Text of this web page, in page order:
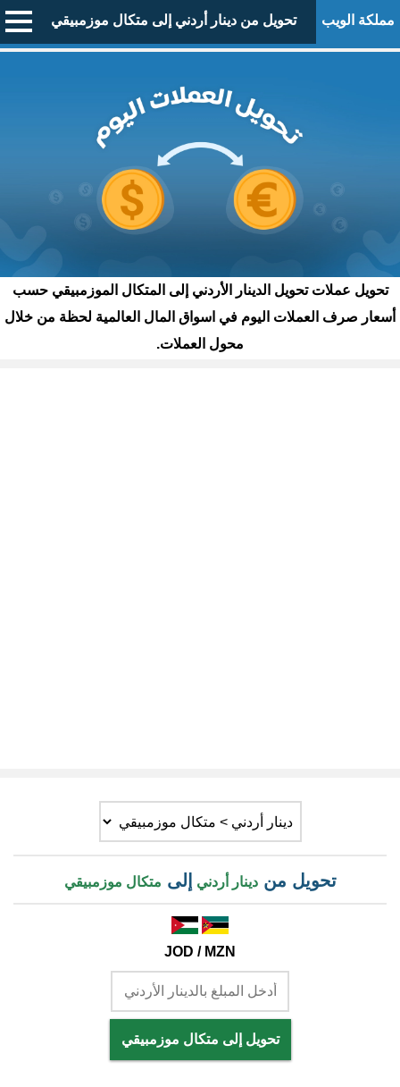
مملكة الويب تحويل من دينار أردني إلى متكال موزمبيقي
تحويل عملات تحويل الدينار الأردني إلى المتكال الموزمبيقي حسب
أسعار صرف العملات اليوم في اسواق المال العالمية لحظة من خلال
محول العملات.
تحويل مندينار أردني إلى متكال موزمبيقي
JOD / MZN
تحويل إلى متكال موزمبيقي